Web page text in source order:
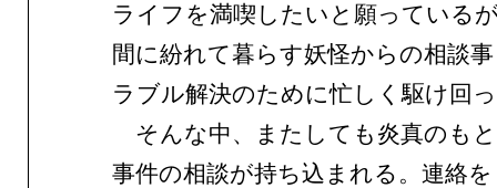
ライフを満喫したいと願っている
間に紛れて暮らす妖怪からの相談
ラブル解決のために忙しく駆け回
そんな中、またしても炎真のも
事件の相談が持ち込まれる。連絡